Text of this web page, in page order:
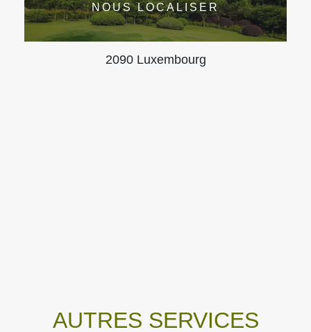
NOUS LOCALISER
2090 Luxembourg
AUTRES SERVICES